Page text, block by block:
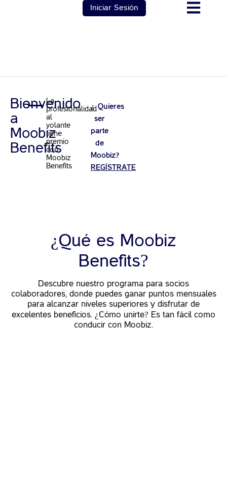
Iniciar Sesión
Bienvenido
a
Moobiz
Benefits
La
profesionalidad
al
volante
tiene
premio
con
Moobiz
Benefits
¿¿Quieres
ser
parte
de
Moobiz?
REGÍSTRATE
¿Qué es Moobiz
Benefits?
Descubre nuestro programa para socios
colaboradores,donde puedes ganar puntos mensuales
para alcanzar niveles superiores y disfrutar de
excelentes beneficios. ¿ Cómo unirte? Es tan fácil como
conducir con Moobiz.